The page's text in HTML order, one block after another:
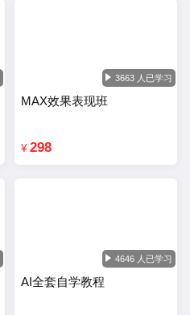
3663 人已学习
MAX效果表现班
¥ 298
4646 人已学习
AI全套自学教程